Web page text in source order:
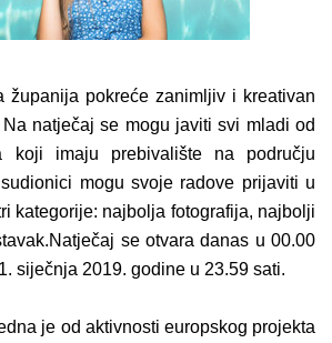
županija pokreće zanimljiv i kreativan
Na natječaj se mogu javiti svi mladi od
imaju prebivalište na području
mogu svoje radove prijaviti u
kategorije: najbolja fotografija, najbolji
se otvara danas u 00.00
siječnja 2019. godine u 23.59 sati.
je od aktivnosti europskog projekta